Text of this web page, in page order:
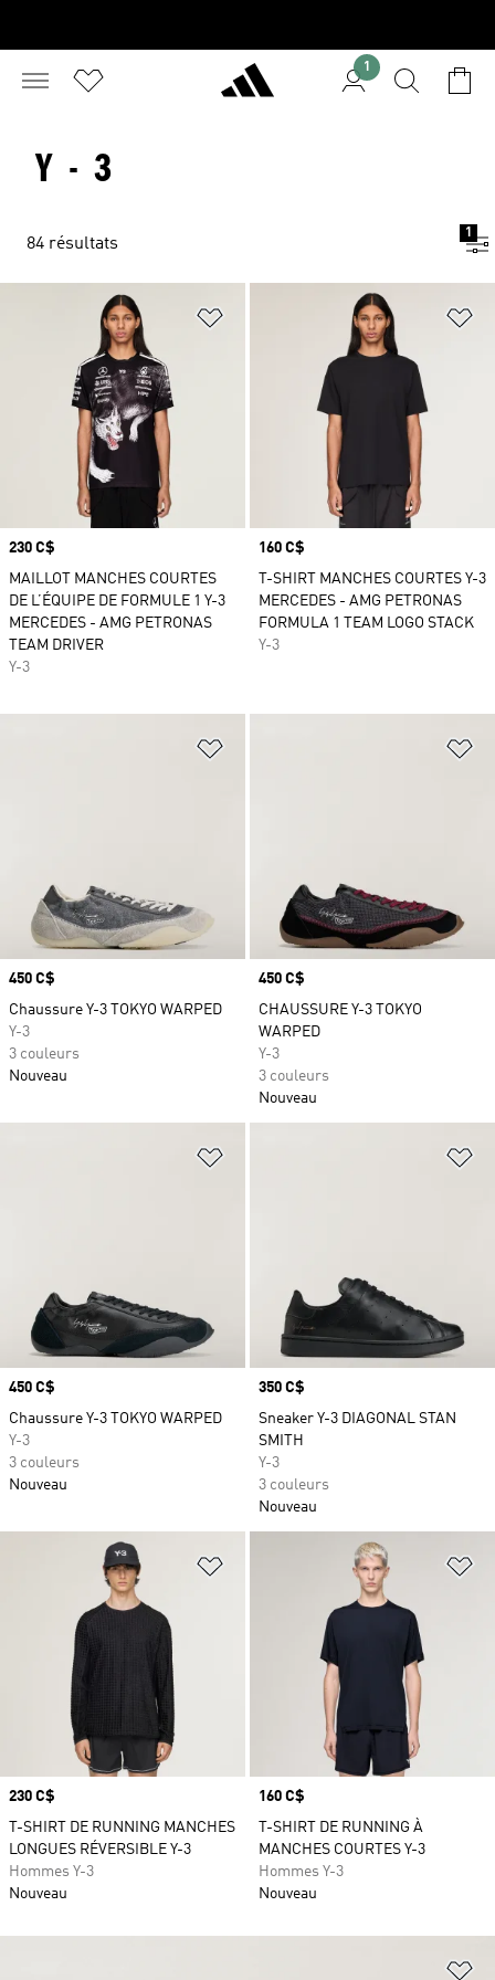
1
Y - 3
84 résultats
1
Ajouter à la Liste de produits
Prix
230 C$
MAILLOT MANCHES COURTES
DE L’ÉQUIPE DE FORMULE 1 Y-3
MERCEDES - AMG PETRONAS
TEAM DRIVER
Y-3
Prix
160 C$
T-SHIRT MANCHES COURTES Y-3
MERCEDES - AMG PETRONAS
FORMULA 1 TEAM LOGO STACK
Y-3
Ajouter à la Liste de produits
Prix
450 C$
Chaussure Y-3 TOKYO WARPED
Y-3
3 couleurs
Nouveau
Prix
450 C$
CHAUSSURE Y-3 TOKYO
WARPED
Y-3
3 couleurs
Nouveau
Ajouter à la Liste de produits
Prix
450 C$
Chaussure Y-3 TOKYO WARPED
Y-3
3 couleurs
Nouveau
Prix
350 C$
Sneaker Y-3 DIAGONAL STAN
SMITH
Y-3
3 couleurs
Nouveau
Ajouter à la Liste de produits
Prix
230 C$
T-SHIRT DE RUNNING MANCHES
LONGUES RÉVERSIBLE Y-3
Hommes Y-3
Nouveau
Prix
160 C$
T-SHIRT DE RUNNING À
MANCHES COURTES Y-3
Hommes Y-3
Nouveau